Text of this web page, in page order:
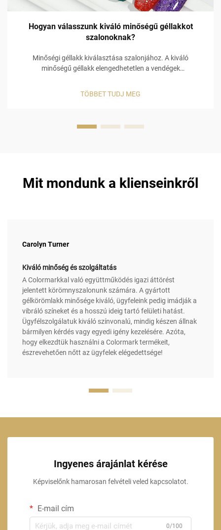
Hogyan válasszunk kiváló minőségű géllakkot
szalonoknak?
Minőségi géllakk kiválasztása szalonjához. A kiváló
minőségű géllakk elengedhetetlen a vendégek
azt várják, hogy manikűrjük hosszú ideig tartson, és ha a
TÖBBET TUDJ MEG
Mit mondunk a klienseinkről
Carolyn Turner
Kiváló minőség és szolgáltatás
A Colormarkkal való együttműködés igazi áttörést
jelentett körömnyszalonunk számára. A gyártott
gélkörömlakk minősége kiváló, ügyfeleink pedig imádják a
vibráló színeket és a hosszú ideig tartó felületi hatást.
Ügyfélszolgálatuk kiváló színvonalú, mindig készen állnak
bármilyen kérdés vagy egyedi igény kezelésére. Azóta,
hogy elkezdtük használni a Colormark termékeit,
észrevehetően nőtt az ügyfelek elégedettsége!
Ingyenes árajánlat kérése
Képviselőnk hamarosan felvételi veled kapcsolatot.
E-mail cím
0/100